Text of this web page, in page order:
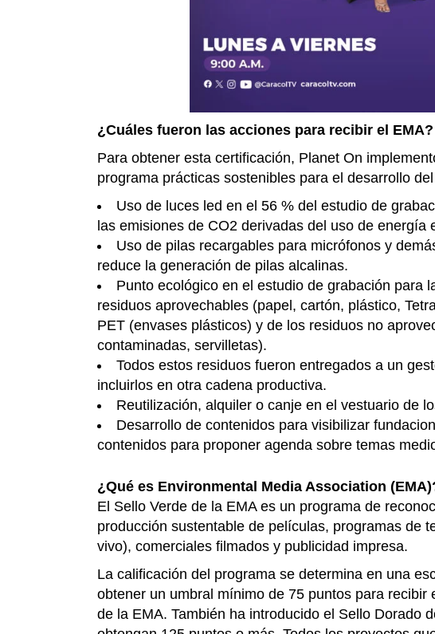
¿Cuáles fueron las acciones para recibir el EMA?
Para obtener esta certificación, Planet On
programa prácticas sostenibles para el desarrollo
Uso de luces led en el 56 % del estudio de
las emisiones de CO2 derivadas del uso de energía
Uso de pilas recargables para micrófonos y
reduce la generación de pilas alcalinas.
Punto ecológico en el estudio de grabación para
residuos aprovechables (papel, cartón, plástico,
PET (envases plásticos) y de los residuos no
contaminadas, servilletas).
Todos estos residuos fueron entregados a un
incluirlos en otra cadena productiva.
Reutilización, alquiler o canje en el vestuario de
Desarrollo de contenidos para visibilizar
contenidos para proponer agenda sobre temas
¿Qué es Environmental Media Association
El Sello Verde de la EMA es un programa de
producción sustentable de películas, programas de
vivo), comerciales filmados y publicidad impresa.
La calificación del programa se determina en una
obtener un umbral mínimo de 75 puntos para recibir
de la EMA. También ha introducido el Sello Dorado